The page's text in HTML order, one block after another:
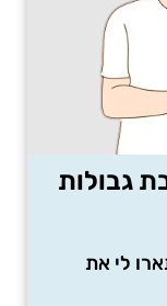
גבולות
לי את